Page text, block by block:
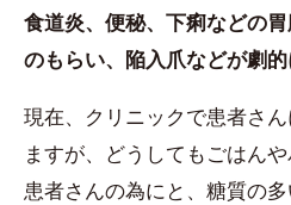
食道炎、便秘、下痢などの
のもらい、陥入爪などが劇的
現在、クリニックで患者さ
ますが、どうしてもごはん
患者さんの為にと、糖質の